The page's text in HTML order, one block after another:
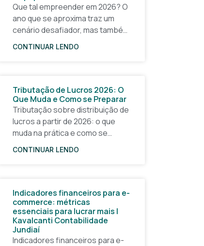
Que tal empreender em 2026? O
ano que se aproxima traz um
cenário desafiador, mas também
cheio de oportunidades para
CONTINUAR LENDO
Tributação de Lucros 2026: O
Que Muda e Como se Preparar
Tributação sobre distribuição de
lucros a partir de 2026: o que
muda na prática e como se
planejar com antecedência A
CONTINUAR LENDO
Indicadores financeiros para e-
commerce: métricas
essenciais para lucrar mais |
Kavalcanti Contabilidade
Jundiaí
Indicadores financeiros para e-